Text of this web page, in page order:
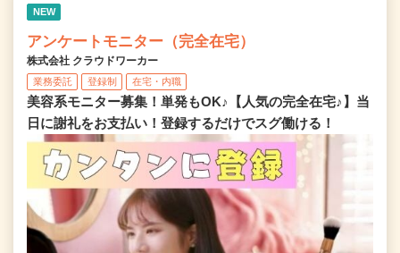
NEW
アンケートモニター（完全在宅）
株式会社 クラウドワーカー
業務委託 登録制 在宅・内職
美容系モニター募集！単発もOK♪【人気の完全在宅♪】当
日に謝礼をお支払い！登録するだけでスグ働ける！